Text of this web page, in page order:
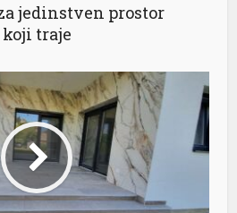
jedinstven prostor
koji traje